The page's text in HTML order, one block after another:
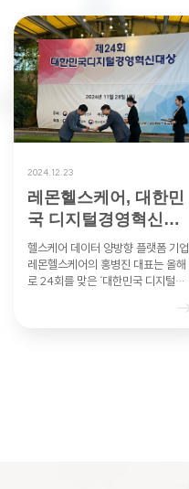
2024.12.23
레몬헬스케어, 대한민
국 디지털경영혁신대
상 과기부 장관상
헬스케어 데이터 양방향 플랫폼 기업
레몬헬스케어의 홍병진 대표는 올해
로 24회를 맞은 ‘대한민국 디지털경